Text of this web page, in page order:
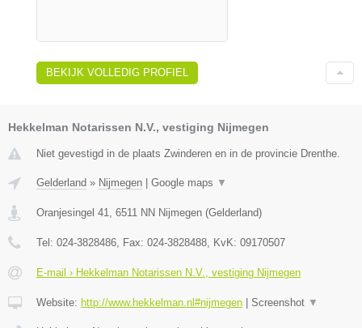
BEKIJK VOLLEDIG PROFIEL
Hekkelman Notarissen N.V., vestiging Nijmegen
Niet gevestigd in de plaats Zwinderen en in de provincie Drenthe.
Gelderland » Nijmegen Google maps ▼
Oranjesingel 41, 6511 NN Nijmegen (Gelderland)
Tel: 024-3828486, Fax: 024-3828488, KvK: 09170507
E-mail › Hekkelman Notarissen N.V., vestiging Nijmegen
Website: http://www.hekkelman.nl#nijmegen Screenshot ▼